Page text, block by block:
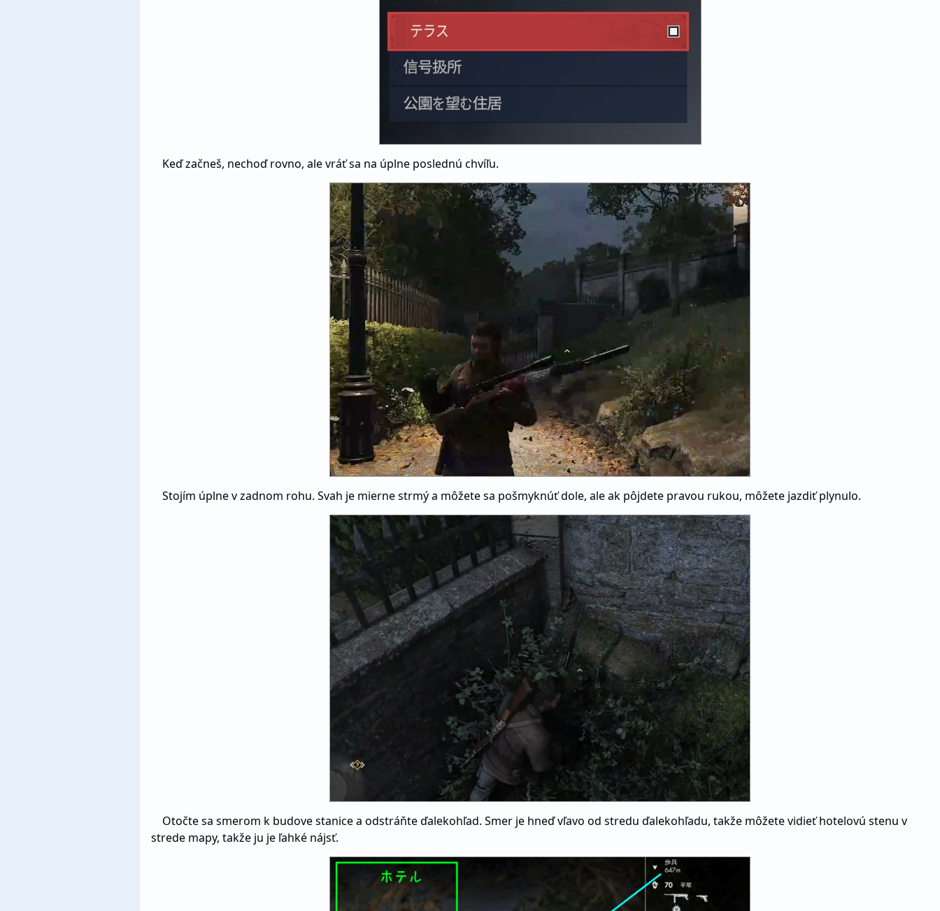
Keď začneš, nechoď rovno, ale vráť sa na úplne poslednú chvíľu.
Stojím úplne v zadnom rohu. Svah je mierne strmý a môžete sa pošmyknúť dole, ale ak pôjdete pravou rukou, môžete jazdiť plynulo.
Otočte sa smerom k budove stanice a odstráňte ďalekohľad. Smer je hneď vľavo od stredu ďalekohľadu, takže môžete vidieť hotelovú stenu v
strede mapy, takže ju je ľahké nájsť.